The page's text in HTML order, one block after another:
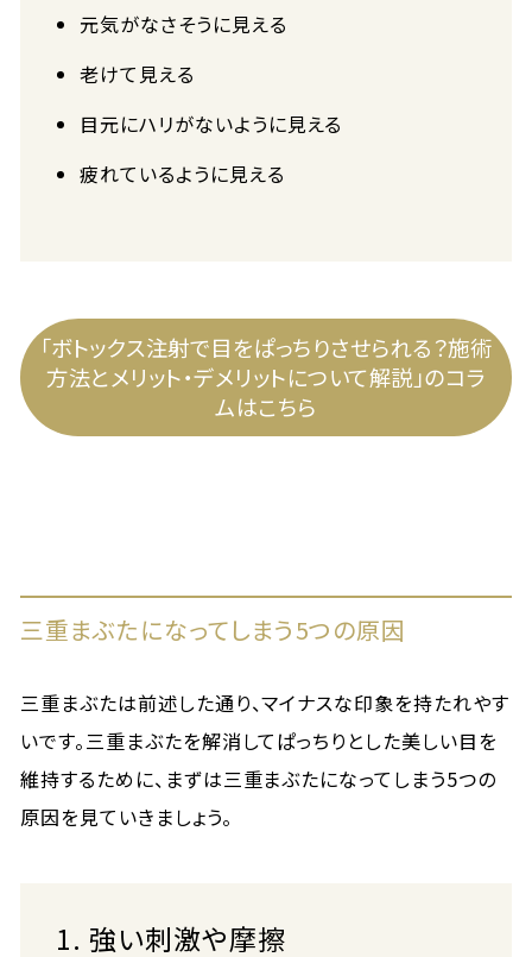
元気がなさそうに見える
老けて見える
目元にハリがないように見える
疲れているように見える
「ボトックス注射で目をぱっちりさせられる？施術
方法とメリット・デメリットについて解説」のコラ
ムはこちら
三重まぶたになってしまう5つの原因
三重まぶたは前述した通り、マイナスな印象を持たれやす
いです。三重まぶたを解消してぱっちりとした美しい目を
維持するために、まずは三重まぶたになってしまう5つの
原因を見ていきましょう。
1. 強い刺激や摩擦